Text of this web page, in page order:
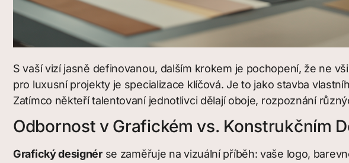
S vaší vizí jasně definovanou, dalším krokem je pochopení, že ne
pro luxusní projekty je specializace klíčová. Je to jako stavba
Zatímco někteří talentovaní jednotlivci dělají oboje, rozpoznání
Odbornost v Grafickém vs. Konstrukčním
Grafický designérse zaměřuje na vizuální příběh: vaše logo,